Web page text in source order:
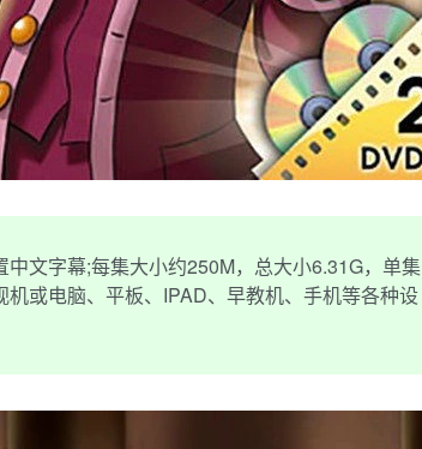
文字幕;每集大小约250M，总大小6.31G，单集
或电脑、平板、IPAD、早教机、手机等各种设